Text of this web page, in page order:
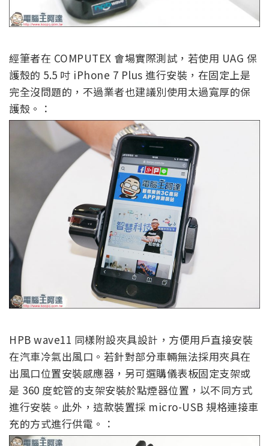
經筆者在 COMPUTEX 會場實際測試，若使用 UAG 保
護殼的 5.5 吋 iPhone 7 Plus 進行安裝，在固定上是
完全沒問題的，不過業者也建議別使用太過寬厚的保
護殼。：
HPB wave11 同樣附設夾具設計，方便用戶直接安裝
在汽車冷氣出風口。若針對部分車輛無法採用夾具在
出風口位置安裝感應器，另可選購儀表板固定支架或
是 360 度蛇管的支架安裝於點煙器位置，以不同方式
進行安裝。此外，這款裝置採 micro-USB 規格連接車
充的方式進行供電。：